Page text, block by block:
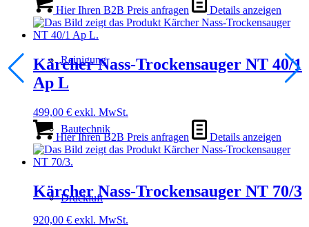
Reinigung
Bautechnik
Druckluft
Hier Ihren B2B Preis anfragen Details anzeigen
Kärcher Nass-Trockensauger NT 40/1
Ap L
499,00 € exkl. MwSt.
Hier Ihren B2B Preis anfragen Details anzeigen
Kärcher Nass-Trockensauger NT 70/3
920,00 € exkl. MwSt.